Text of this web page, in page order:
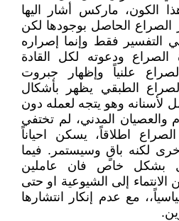
الكون، ماركس أشار اليها
الصراع الحاصل بوجودها لكن
فقط وإنما إصراره
الصراع ودعوته لكل القادة
علنياً وإظهار جبروت
الطبقي يظهر بأشكال
لأسنانه وهو يتجه لعمله دون
والعصيان المدني، لم تختفي
اطلاقاً، يسكن احياناً
لكنه باقٍ وسيستمر. فيما
بشكل خاص فان عاملين
الانتماء إلى الشيوعية او حتى
مع عدم إنكار انتشارها